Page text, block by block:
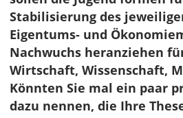
Stabilisierung des
Eigentums- und
Nachwuchs heranziehen
Wirtschaft, Wissenschaft,
Könnten Sie mal ein paar
dazu nennen, die Ihre